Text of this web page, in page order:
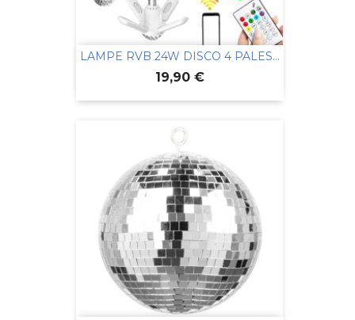
LAMPE RVB 24W DISCO 4 PALES...
Prix
19,90 €